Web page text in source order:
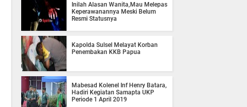
Inilah Alasan Wanita,Mau Melepas
Keperawanannya Meski Belum
Resmi Statusnya
Kapolda Sulsel Melayat Korban
Penembakan KKB Papua
Mabesad Kolenel Inf Henry Batara,
Hadiri Kegiatan Samapta UKP
Periode 1 April 2019